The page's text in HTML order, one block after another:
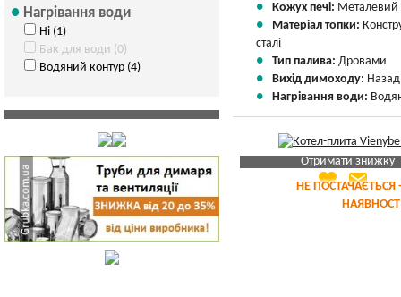
Нагрівання води
Ні (1)
Бак для води (0)
Водяний контур (4)
Кожух печі: Металевий
Матеріал топки:
сталі
Тип палива: Дровами
Вихід димоходу: Назад
Нагрівання води:
НЕ ПОСТАЧАЄТЬСЯ
Отримати знижку
Яка Ваша ціна ?
Вказати мою ціну
favorite email